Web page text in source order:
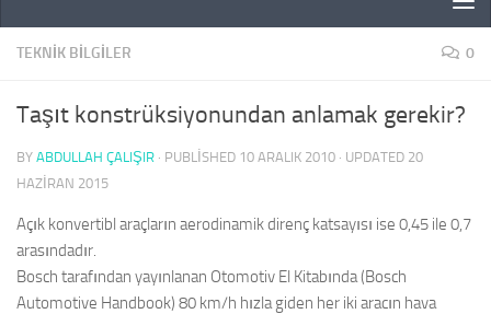
TEKNIK BILGILER 0
Taşıt konstrüksiyonundan anlamak gerekir?
BY ABDULLAH ÇALIŞIR · PUBLISHED 10 ARALIK 2010 · UPDATED 20
HAZIRAN 2015
Açık konvertibl araçların aerodinamik direnç katsayısı ise 0,45 ile 0,7
arasındadır.
Bosch tarafından yayınlanan Otomotiv El Kitabında (Bosch
Automotive Handbook) 80 km/h hızla giden her iki aracın hava